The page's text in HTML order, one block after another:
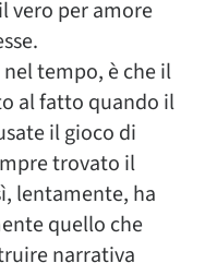
vero per amore
tempo, è che il
al fatto quando il
il gioco di
trovato il
lentamente, ha
quello che
narrativa